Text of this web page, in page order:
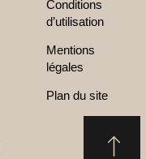
Conditions
d’utilisation
Mentions
légales
Plan du site